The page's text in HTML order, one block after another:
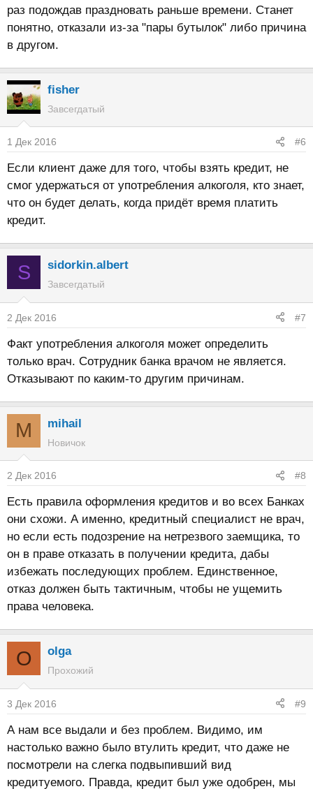
раз подождав праздновать раньше времени. Станет
понятно, отказали из-за "пары бутылок" либо причина
в другом.
fisher
Завсегдатый
1 Дек 2016 #6
Если клиент даже для того, чтобы взять кредит, не
смог удержаться от употребления алкоголя, кто знает,
что он будет делать, когда придёт время платить
кредит.
S sidorkin.albert
Завсегдатый
2 Дек 2016 #7
Факт употребления алкоголя может определить
только врач. Сотрудник банка врачом не является.
Отказывают по каким-то другим причинам.
M mihail
Новичок
2 Дек 2016 #8
Есть правила оформления кредитов и во всех Банках
они схожи. А именно, кредитный специалист не врач,
но если есть подозрение на нетрезвого заемщика, то
он в праве отказать в получении кредита, дабы
избежать последующих проблем. Единственное,
отказ должен быть тактичным, чтобы не ущемить
права человека.
O olga
Прохожий
3 Дек 2016 #9
А нам все выдали и без проблем. Видимо, им
настолько важно было втулить кредит, что даже не
посмотрели на слегка подвыпивший вид
кредитуемого. Правда, кредит был уже одобрен, мы